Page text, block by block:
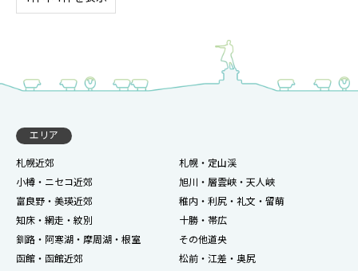
エリア
札幌近郊
札幌・定山渓
小樽・ニセコ近郊
旭川・層雲峡・天人峡
富良野・美瑛近郊
稚内・利尻・礼文・留萌
知床・網走・紋別
十勝・帯広
釧路・阿寒湖・摩周湖・根室
その他道央
函館・函館近郊
松前・江差・奥尻